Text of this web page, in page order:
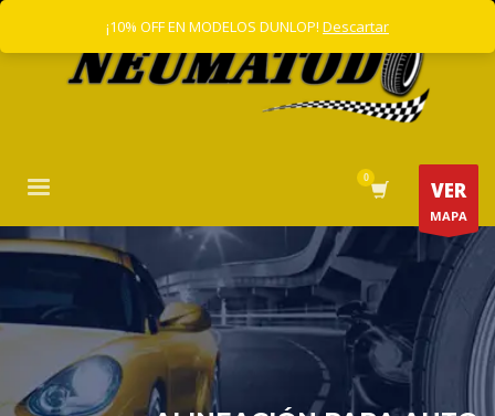
VER
MAPA
¡10% OFF EN MODELOS DUNLOP! Descartar